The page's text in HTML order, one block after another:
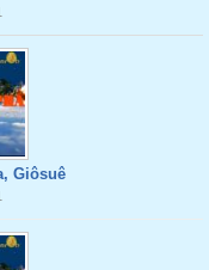
Giôsuê